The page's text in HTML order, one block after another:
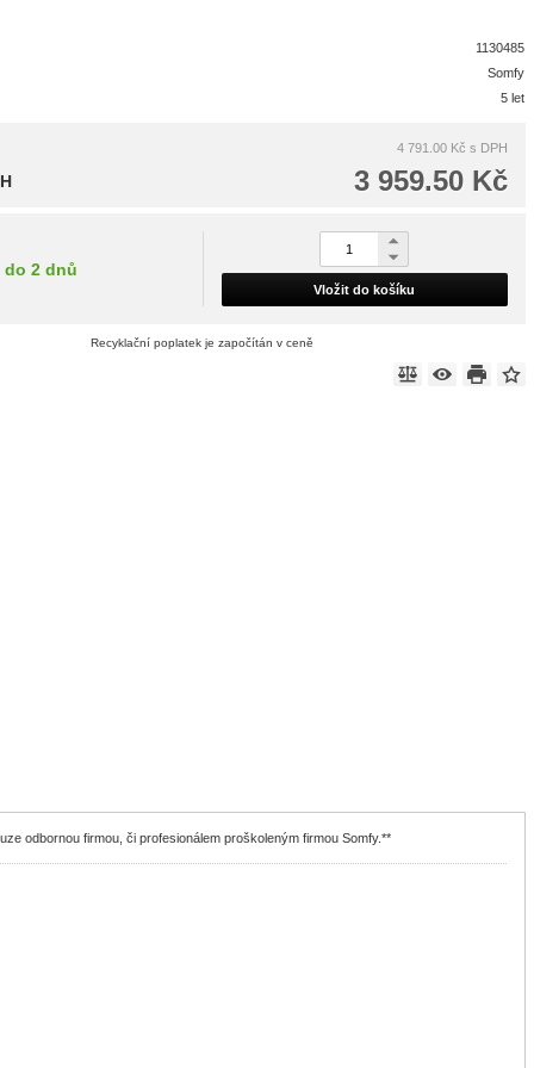
1130485
Somfy
5 let
4 791.00 Kč s DPH
3 959.50 Kč
do 2 dnů
Vložit do košíku
Recyklační poplatek je započítán v ceně
odbornou firmou, či profesionálem proškoleným firmou Somfy.**